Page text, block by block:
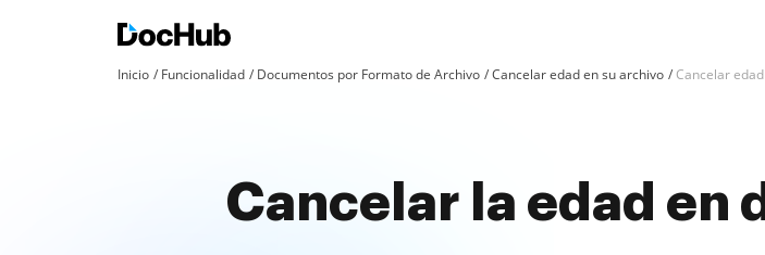
Inicio Funcionalidad Documentos por Formato de Archivo Cancelar edad en su archivo Cancelar
Cancelar la edad en